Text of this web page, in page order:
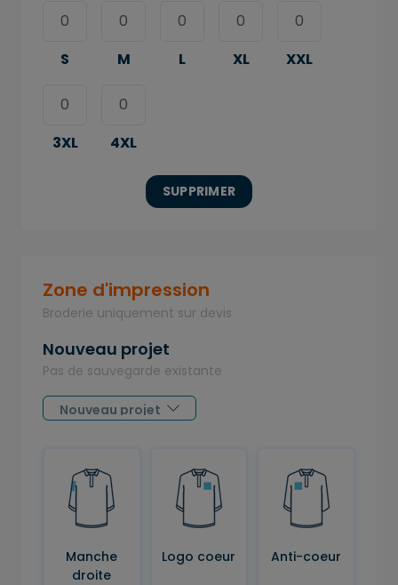
S M L XL XXL
3XL 4XL
SUPPRIMER
Zone d'impression
Broderie uniquement sur devis
Nouveau projet
Pas de sauvegarde existante
Manche
droite
Logo coeur Anti-coeur